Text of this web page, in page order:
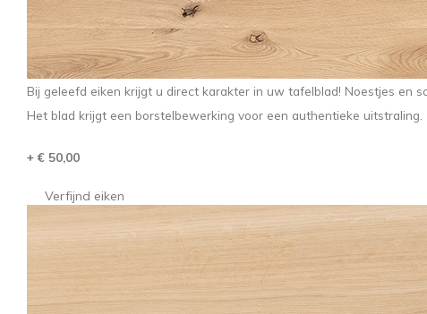
Bij geleefd eiken krijgt u direct karakter in uw tafelblad! Noestjes en
Het blad krijgt een borstelbewerking voor een authentieke uitstraling.
+ € 50,00
Verfijnd eiken